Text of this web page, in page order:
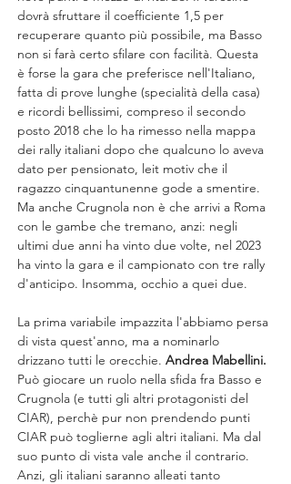
dovrà sfruttare il coefficiente 1,5 per
recuperare quanto più possibile, ma Basso
non si farà certo sfilare con facilità. Questa
è forse la gara che preferisce nell'Italiano,
fatta di prove lunghe (specialità della casa)
e ricordi bellissimi, compreso il secondo
posto 2018 che lo ha rimesso nella mappa
dei rally italiani dopo che qualcuno lo aveva
dato per pensionato, leit motiv che il
ragazzo cinquantunenne gode a smentire.
Ma anche Crugnola non è che arrivi a Roma
con le gambe che tremano, anzi: negli
ultimi due anni ha vinto due volte, nel 2023
ha vinto la gara e il campionato con tre rally
d'anticipo. Insomma, occhio a quei due.
La prima variabile impazzita l'abbiamo persa
di vista quest'anno, ma a nominarlo
drizzano tutti le orecchie. Andrea Mabellini.
Può giocare un ruolo nella sfida fra Basso e
Crugnola (e tutti gli altri protagonisti del
CIAR), perchè pur non prendendo punti
CIAR può toglierne agli altri italiani. Ma dal
suo punto di vista vale anche il contrario.
Anzi, gli italiani saranno alleati tanto